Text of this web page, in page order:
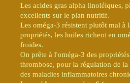
Les acides gras alpha linoléiques,
excellents sur le plan nutritif.
Les oméga-3 résistent plutôt mal
propriétés, les huiles richent en
froides.
On prête à l'oméga-3 des
thrombose, pour la régulation de
des maladies inflammatoires